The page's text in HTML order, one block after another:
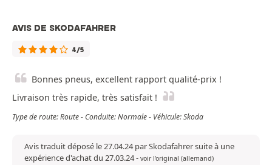
AVIS DE SKODAFAHRER
4/5
Bonnes pneus, excellent rapport qualité-prix !
Livraison très rapide, très satisfait !
Type de route: Route - Conduite: Normale - Véhicule: Skoda
Avis traduit déposé le 27.04.24 par Skodafahrer suite à une
expérience d'achat du 27.03.24- voir l'original (allemand)